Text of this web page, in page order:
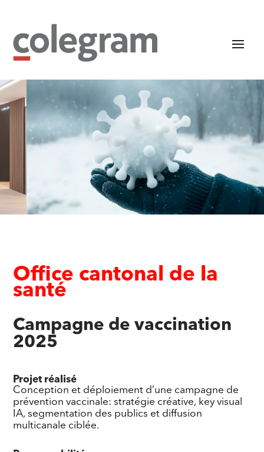
Office cantonal de la
santé
Campagne de vaccination
2025
Projet réalisé
Conception et déploiement d’une campagne de
prévention vaccinale: stratégie créative, key visual
IA, segmentation des publics et diffusion
multicanale ciblée.